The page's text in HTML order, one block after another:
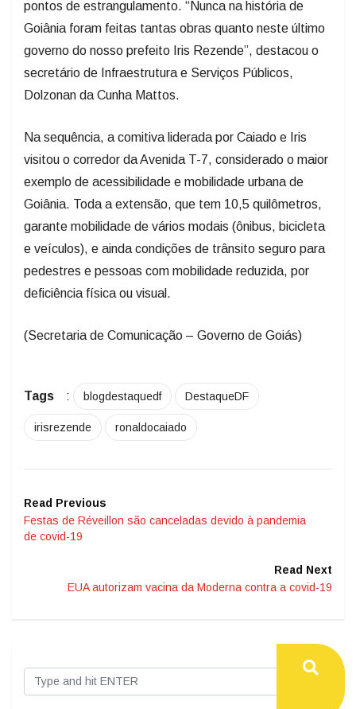
pontos de estrangulamento. “Nunca na história de
Goiânia foram feitas tantas obras quanto neste último
governo do nosso prefeito Iris Rezende”, destacou o
secretário de Infraestrutura e Serviços Públicos,
Dolzonan da Cunha Mattos.
Na sequência, a comitiva liderada por Caiado e Iris
visitou o corredor da Avenida T-7, considerado o maior
exemplo de acessibilidade e mobilidade urbana de
Goiânia. Toda a extensão, que tem 10,5 quilômetros,
garante mobilidade de vários modais (ônibus, bicicleta
e veículos), e ainda condições de trânsito seguro para
pedestres e pessoas com mobilidade reduzida, por
deficiência física ou visual.
(Secretaria de Comunicação – Governo de Goiás)
Tags : blogdestaquedf DestaqueDF
irisrezende ronaldocaiado
Read Previous
Festas de Réveillon são canceladas devido à pandemia
de covid-19
Read Next
EUA autorizam vacina da Moderna contra a covid-19